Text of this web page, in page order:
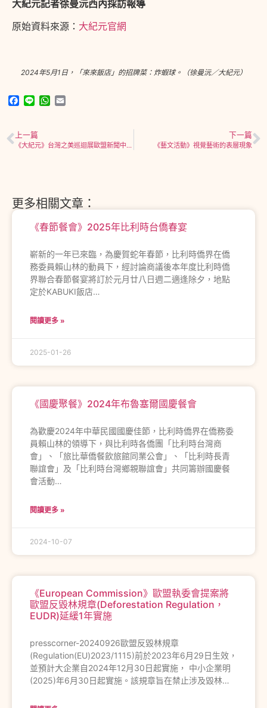
大紀元記者徐曼沅西內採訪報導
原始資料來源： 大紀元官網
2024年5月1日，「來來飯店」的招牌菜：炸蝦球。（徐曼沅／大紀元）
Facebook
Line WhatsApp
上一篇
《大紀元》台灣之美巡迴展歐盟新聞中心開展
下一篇
《藝文活動》視覺藝術的表層現象
更多相關文章：
《春節餐會》2025年比利時台僑春宴
嶄新的一年已來臨，為慶賀蛇年春節，比利時僑界在僑
務委員賴山林的動員下，經討論商議後本年度比利時僑
界聯合春節餐宴將訂於元月廿八日週二適逢除夕，地點
定於KABUKI飯店…
閱讀更多 »
2025-01-26
《國慶聚餐》2024年布魯塞爾國慶餐會
為歡慶2024年中華民國國慶佳節，比利時僑界在僑務委
員賴山林的領導下，與比利時各僑團「比利時台灣商
會」、「旅比華僑餐飲旅館同業公會」、「比利時長青
聯誼會」及「比利時台灣鄉親聯誼會」共同籌辦國慶餐
會活動…
閱讀更多 »
2024-10-07
《European Commission》歐盟執委會提案將
歐盟反毀林規章(Deforestation Regulation，
EUDR)延緩1年實施
presscorner-20240926歐盟反毀林規章
(Regulation(EU)2023/1115)前於2023年6月29日生效，
並預計大企業自2024年12月30日起實施， 中小企業明
(2025)年6月30日起實施。該規章旨在禁止涉及毀林…